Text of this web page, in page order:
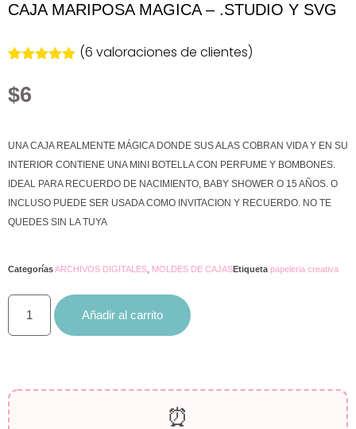
CAJA MARIPOSA MAGICA – .STUDIO Y SVG
con
5 en base
(6 valoraciones de clientes)
$6
UNA CAJA REALMENTE MÁGICA DONDE SUS ALAS COBRAN VIDA Y EN SU
INTERIOR CONTIENE UNA MINI BOTELLA CON PERFUME Y BOMBONES.
IDEAL PARA RECUERDO DE NACIMIENTO, BABY SHOWER O 15 AÑOS. O
INCLUSO PUEDE SER USADA COMO INVITACION Y RECUERDO. NO TE
QUEDES SIN LA TUYA
CategoríasARCHIVOS DIGITALES MOLDES DE CAJASEtiqueta papeleria creativa
Añadir al carrito
⏰